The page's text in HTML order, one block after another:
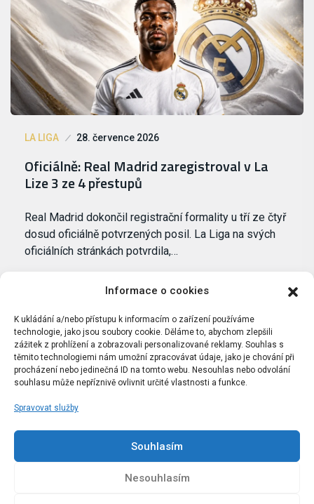
Informace o cookies
K ukládání a/nebo přístupu k informacím o zařízení používáme
technologie, jako jsou soubory cookie. Děláme to, abychom zlepšili
zážitek z prohlížení a zobrazovali personalizované reklamy. Souhlas s
těmito technologiemi nám umožní zpracovávat údaje, jako je chování při
procházení nebo jedinečná ID na tomto webu. Nesouhlas nebo odvolání
souhlasu může nepříznivě ovlivnit určité vlastnosti a funkce.
Spravovat služby
Souhlasím
Nesouhlasím
LA LIGA 28. července 2026
Oficiálně: Real Madrid zaregistroval v La
Lize 3 ze 4 přestupů
Real Madrid dokončil registrační formality u tří ze čtyř
dosud oficiálně potvrzených posil. La Liga na svých
oficiálních stránkách potvrdila,…